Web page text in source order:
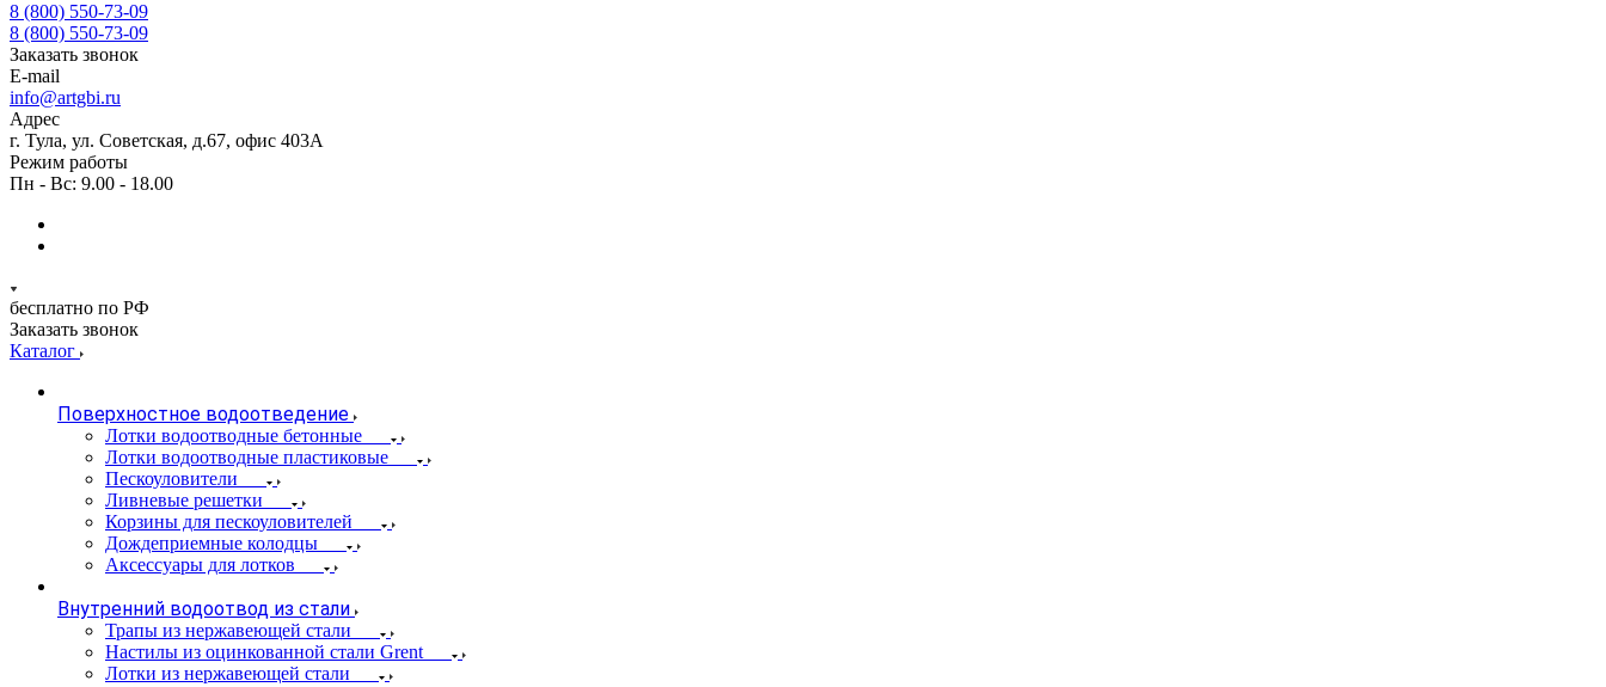
8 (800) 550-73-09
8 (800) 550-73-09
Заказать звонок
E-mail
info@artgbi.ru
Адрес
г. Тула, ул. Советская, д.67, офис 403А
Режим работы
Пн - Вс: 9.00 - 18.00
бесплатно по РФ
Заказать звонок
Каталог
Поверхностное водоотведение
Лотки водоотводные бетонные
Лотки водоотводные пластиковые
Пескоуловители
Ливневые решетки
Корзины для пескоуловителей
Дождеприемные колодцы
Аксессуары для лотков
Внутренний водоотвод из стали
Трапы из нержавеющей стали
Настилы из оцинкованной стали Grent
Лотки из нержавеющей стали